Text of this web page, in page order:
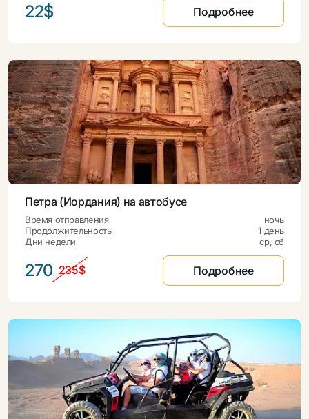
22$ Подробнее
Петра (Иордания) на автобусе
Время отправления
ночь
Продолжительность
1 день
Дни недели
ср, сб
270 235$ Подробнее